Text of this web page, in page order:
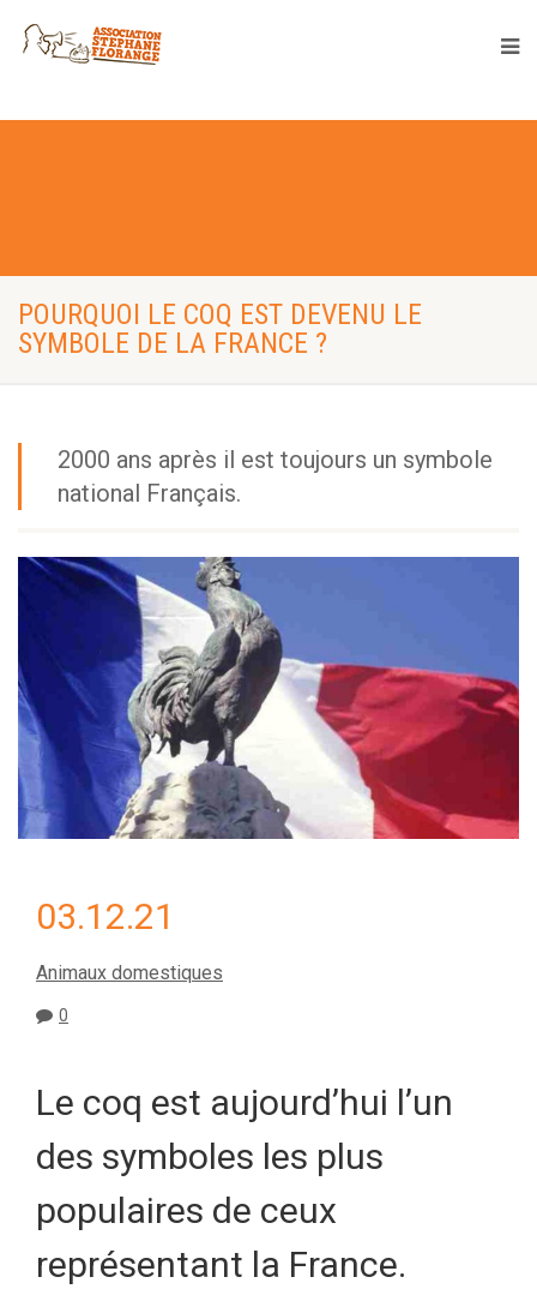
POURQUOI LE COQ EST DEVENU LE
SYMBOLE DE LA FRANCE ?
2000 ans après il est toujours un symbole
national Français.
03.12.21
Animaux domestiques
0
Le coq est aujourd’hui l’un
des symboles les plus
populaires de ceux
représentant la France.